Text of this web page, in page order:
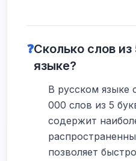
❓Сколько слов
языке?
В русском языке
000 слов из 5
содержит
позволяет